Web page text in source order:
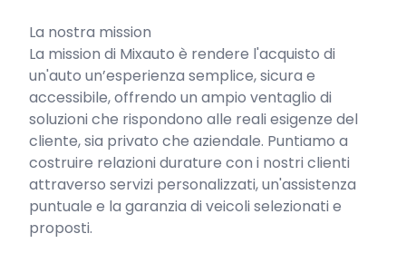
La nostra mission
La mission di Mixauto è rendere l'acquisto di
un'auto un’esperienza semplice, sicura e
accessibile, offrendo un ampio ventaglio di
soluzioni che rispondono alle reali esigenze del
cliente, sia privato che aziendale. Puntiamo a
costruire relazioni durature con i nostri clienti
attraverso servizi personalizzati, un'assistenza
puntuale e la garanzia di veicoli selezionati e
proposti.